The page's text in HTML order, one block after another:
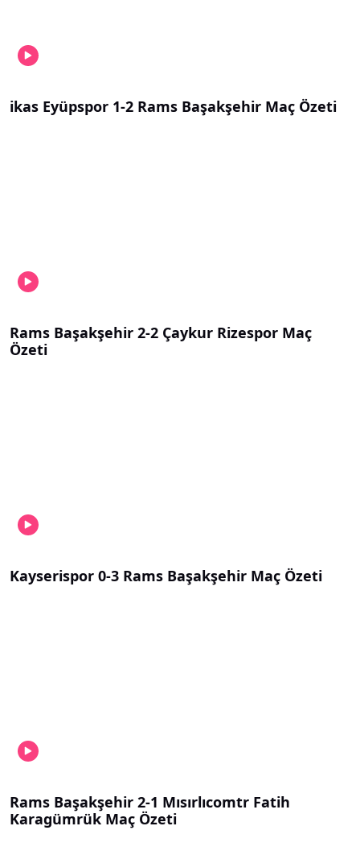
ikas Eyüpspor 1-2 Rams Başakşehir Maç Özeti
Rams Başakşehir 2-2 Çaykur Rizespor Maç
Özeti
Kayserispor 0-3 Rams Başakşehir Maç Özeti
Rams Başakşehir 2-1 Mısırlıcomtr Fatih
Karagümrük Maç Özeti